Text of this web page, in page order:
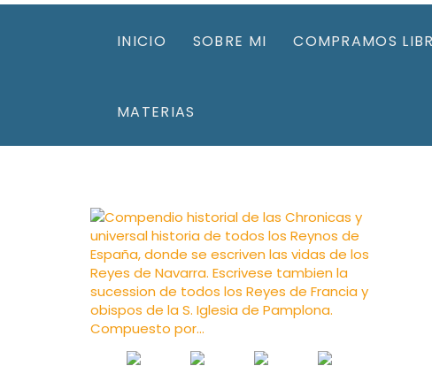
INICIO SOBRE MI COMPRAMOS
MATERIAS